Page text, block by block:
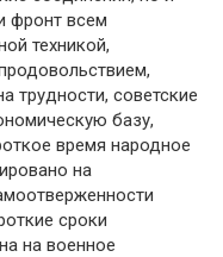
фронт всем
техникой,
трудности, советские
базу,
время народное
на
сроки
на военное